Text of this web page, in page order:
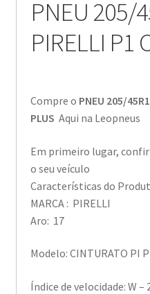
PNEU 205/
PIRELLI P1
Compre o PNEU 205/
PLUS Aqui na Leopneus
Em primeiro lugar,
o seu veículo
Características do
MARCA : PIRELLI
Aro: 17
Modelo: CINTURATO PI
Índice de velocidade: W –